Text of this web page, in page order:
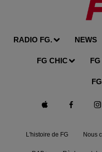
RADIO FG. NEWS
FG CHIC
L'histoire de FG Nous